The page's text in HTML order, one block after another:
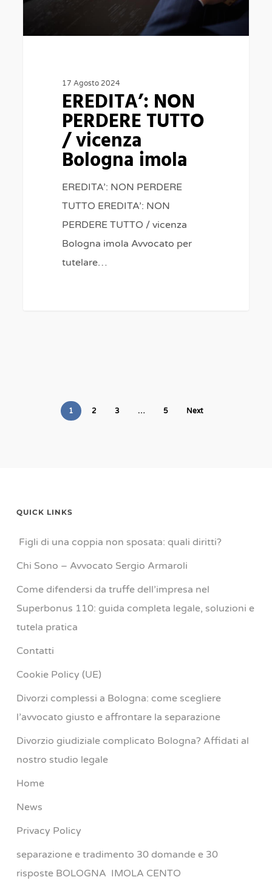
17 Agosto 2024
EREDITA’: NON
PERDERE TUTTO
/ vicenza
Bologna imola
EREDITA’: NON PERDERE
TUTTO EREDITA’: NON
PERDERE TUTTO / vicenza
Bologna imola Avvocato per
tutelare…
1 2 3 … 5 Next
QUICK LINKS
Figli di una coppia non sposata: quali diritti?
Chi Sono – Avvocato Sergio Armaroli
Come difendersi da truffe dell’impresa nel
Superbonus 110: guida completa legale, soluzioni e
tutela pratica
Contatti
Cookie Policy (UE)
Divorzi complessi a Bologna: come scegliere
l’avvocato giusto e affrontare la separazione
Divorzio giudiziale complicato Bologna? Affidati al
nostro studio legale
Home
News
Privacy Policy
separazione e tradimento 30 domande e 30
risposte BOLOGNA IMOLA CENTO